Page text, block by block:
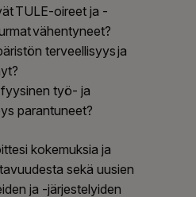
TULE-oireet ja -
vähentyneet?
terveellisyys ja
työ- ja
parantuneet?
kokemuksia ja
sekä uusien
ja -järjestelyiden